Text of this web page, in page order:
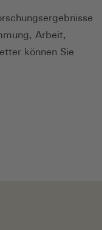
Arbeit,
können Sie